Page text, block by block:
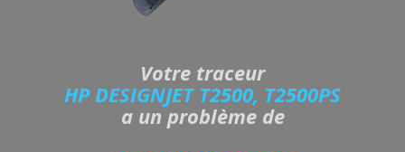
Votre traceur
HP DESIGNJET T2500, T2500PS
a un problème de